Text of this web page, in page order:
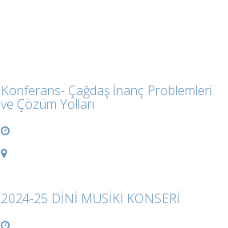
Konferans- Çağdaş İnanç Problemleri
ve Çözüm Yolları
2024-25 DİNİ MUSİKİ KONSERİ